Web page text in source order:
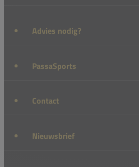
Advies nodig?
PassaSports
Contact
Nieuwsbrief